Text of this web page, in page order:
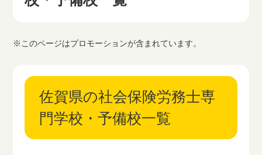
※このページはプロモーションが含まれています。
佐賀県の社会保険労務士専
門学校・予備校一覧